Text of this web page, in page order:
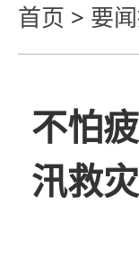
首页 > 要
不怕
汛救